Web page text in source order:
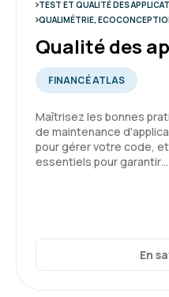
TEST ET QUALITÉ DES
QUALIMÉTRIE,
Qualité des
FINANCÉ ATLAS
Maîtrisez les bonnes
de maintenance
pour gérer votre code,
essentiels pour garantir…
En